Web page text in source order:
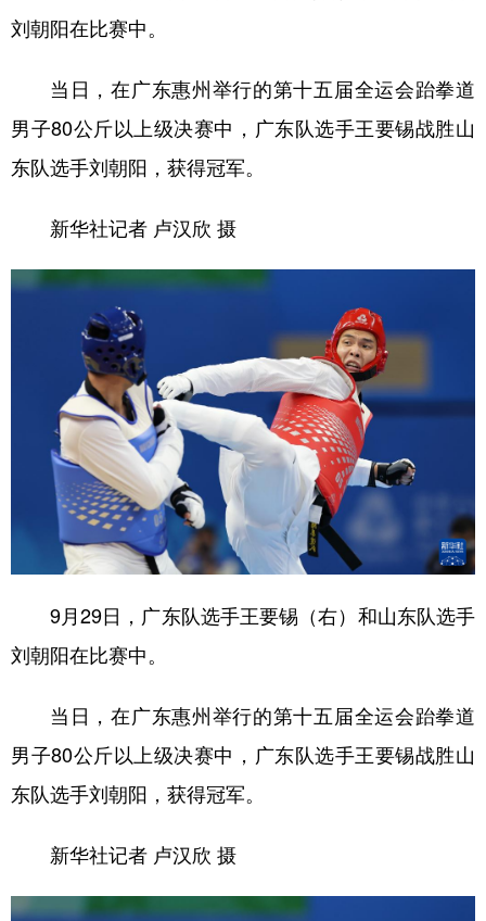
刘朝阳在比赛中。
当日，在广东惠州举行的第十五届全运会跆拳道
男子80公斤以上级决赛中，广东队选手王要锡战胜山
东队选手刘朝阳，获得冠军。
新华社记者 卢汉欣 摄
9月29日，广东队选手王要锡（右）和山东队选手
刘朝阳在比赛中。
当日，在广东惠州举行的第十五届全运会跆拳道
男子80公斤以上级决赛中，广东队选手王要锡战胜山
东队选手刘朝阳，获得冠军。
新华社记者 卢汉欣 摄